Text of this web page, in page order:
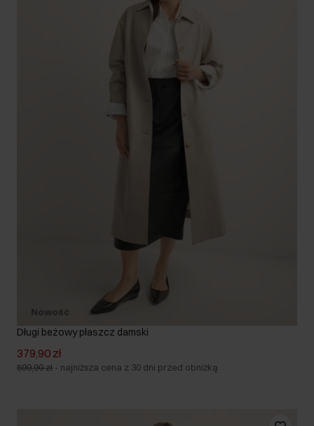
Nowość
Długi beżowy płaszcz damski
379,90 zł
599,90 zł - najniższa cena z 30 dni przed obniżką